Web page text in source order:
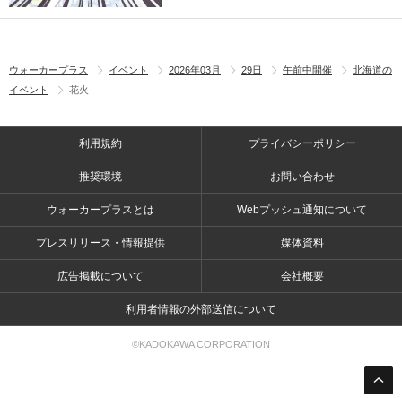
ウォーカープラス イベント 2026年03月 29日 午前中開催
北海道の
イベント
花火
利用規約 プライバシーポリシー
推奨環境 お問い合わせ
ウォーカープラスとは Webプッシュ通知について
プレスリリース・情報提供 媒体資料
広告掲載について 会社概要
利用者情報の外部送信について
©KADOKAWA CORPORATION